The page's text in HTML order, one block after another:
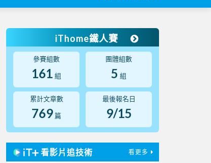
iThome鐵人賽
參賽組數
161 組
團體組數
5 組
累計文章數
769 篇
最後報名日
9/15
看影片追技術 看更多